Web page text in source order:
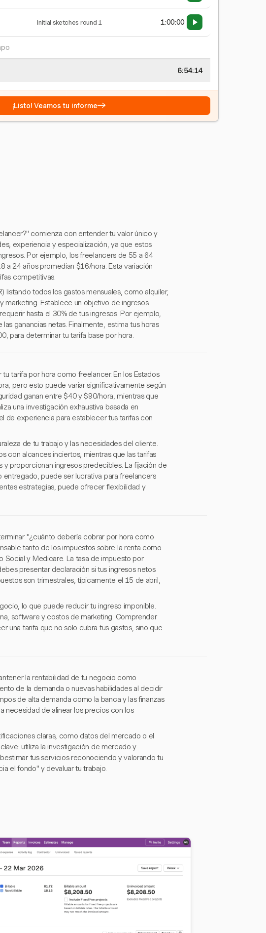
Initial sketches round 1 1:00:00
6:54:15
¡Listo! Veamos tu informe→
comienza con entender tu valor único y
experiencia y especialización, ya que estos
Por ejemplo, los freelancers de 55 a 64
a 24 años promedian $16/hora. Esta variación
competitivas.
listando todos los gastos mensuales, como alquiler,
Establece un objetivo de ingresos
hasta el 30% de tus ingresos. Por ejemplo,
ganancias netas. Finalmente, estima tus horas
para determinar tu tarifa base por hora.
tarifa por hora como freelancer. En los Estados
pero esto puede variar significativamente según
ganan entre $40 y $90/hora, mientras que
una investigación exhaustiva basada en
de experiencia para establecer tus tarifas con
de tu trabajo y las necesidades del cliente.
con alcances inciertos, mientras que las tarifas
proporcionan ingresos predecibles. La fijación de
entregado, puede ser lucrativa para freelancers
estrategias, puede ofrecer flexibilidad y
"¿cuánto debería cobrar por hora como
tanto de los impuestos sobre la renta como
Social y Medicare. La tasa de impuesto por
presentar declaración si tus ingresos netos
son trimestrales, típicamente el 15 de abril,
lo que puede reducir tu ingreso imponible.
software y costos de marketing. Comprender
una tarifa que no solo cubra tus gastos, sino que
la rentabilidad de tu negocio como
de la demanda o nuevas habilidades al decidir
de alta demanda como la banca y las finanzas
necesidad de alinear los precios con los
claras, como datos del mercado o el
utiliza la investigación de mercado y
tus servicios reconociendo y valorando tu
el fondo" y devaluar tu trabajo.